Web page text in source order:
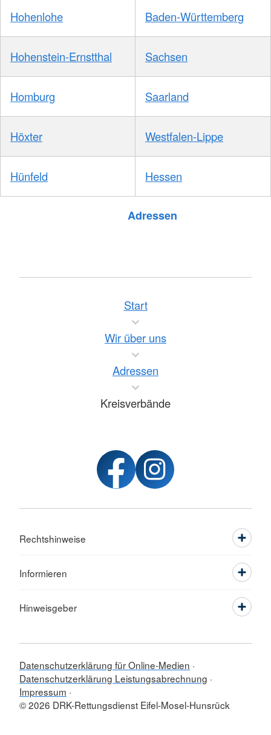
Hohenlohe Baden-Württemberg
Hohenstein-Ernstthal Sachsen
Homburg Saarland
Höxter Westfalen-Lippe
Hünfeld Hessen
Adressen
Start
Wir über uns
Adressen
Kreisverbände
Rechtshinweise
Informieren
Hinweisgeber
Datenschutzerklärung für Online-Medien
Datenschutzerklärung Leistungsabrechnung
Impressum
© 2026 DRK-Rettungsdienst Eifel-Mosel-Hunsrück